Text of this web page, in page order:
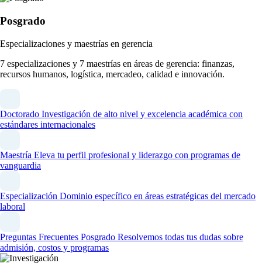
Posgrado
Especializaciones y maestrías en gerencia
7 especializaciones y 7 maestrías en áreas de gerencia: finanzas,
recursos humanos, logística, mercadeo, calidad e innovación.
Doctorado Investigación de alto nivel y excelencia académica con
estándares internacionales
Maestría Eleva tu perfil profesional y liderazgo con programas de
vanguardia
Especialización Dominio específico en áreas estratégicas del mercado
laboral
Preguntas Frecuentes Posgrado Resolvemos todas tus dudas sobre
admisión, costos y programas